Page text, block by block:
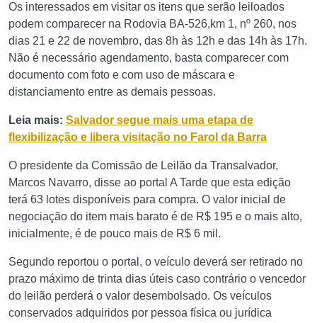
Os interessados em visitar os itens que serão leiloados
podem comparecer na Rodovia BA-526,km 1, nº 260, nos
dias 21 e 22 de novembro, das 8h às 12h e das 14h às 17h.
Não é necessário agendamento, basta comparecer com
documento com foto e com uso de máscara e
distanciamento entre as demais pessoas.
Leia mais: Salvador segue mais uma etapa de
flexibilização e libera visitação no Farol da Barra
O presidente da Comissão de Leilão da Transalvador,
Marcos Navarro, disse ao portal A Tarde que esta edição
terá 63 lotes disponíveis para compra. O valor inicial de
negociação do item mais barato é de R$ 195 e o mais alto,
inicialmente, é de pouco mais de R$ 6 mil.
Segundo reportou o portal, o veículo deverá ser retirado no
prazo máximo de trinta dias úteis caso contrário o vencedor
do leilão perderá o valor desembolsado. Os veículos
conservados adquiridos por pessoa física ou jurídica